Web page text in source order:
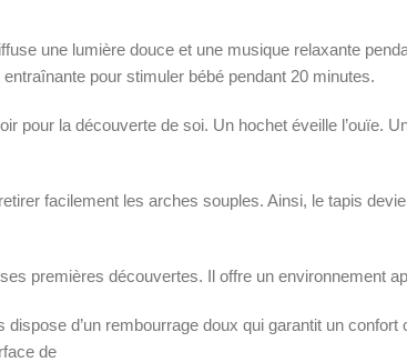
une lumière douce et une musique relaxante
pour stimuler bébé pendant 20 minutes.
pour la découverte de soi. Un hochet éveille l’ouïe.
facilement les arches souples. Ainsi, le tapis
premières découvertes. Il offre un environnement
d’un rembourrage doux qui garantit un
de